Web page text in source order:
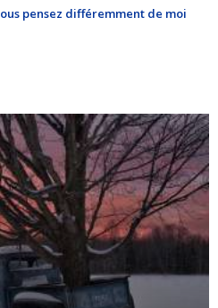
pensez différemment de moi